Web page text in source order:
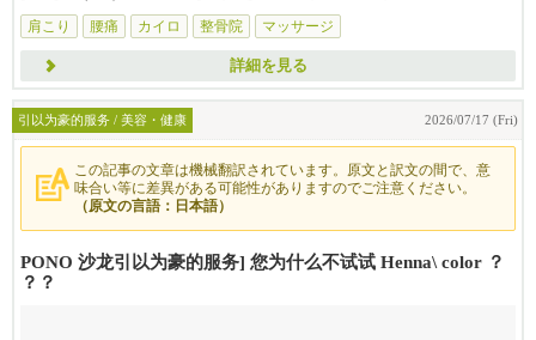
肩こり
腰痛 カイロ 整骨院 マッサージ
詳細を見る
引以为豪的服务 / 美容・健康 2026/07/17 (Fri)
この記事の文章は機械翻訳されています。原文と訳文の間で、意
味合い等に差異がある可能性がありますのでご注意ください。
（原文の言語：日本語）
PONO 沙龙引以为豪的服务] 您为什么不试试 Henna\ color ？
？？